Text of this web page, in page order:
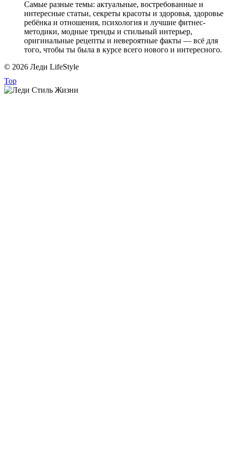
Самые разные темы: актуальные, востребованные и
интересные статьи, секреты красоты и здоровья, здоровье
ребёнка и отношения, психология и лучшие фитнес-
методики, модные тренды и стильный интерьер,
оригинальные рецепты и невероятные факты — всё для
того, чтобы ты была в курсе всего нового и интересного.
© 2026 Леди LifeStyle
Top